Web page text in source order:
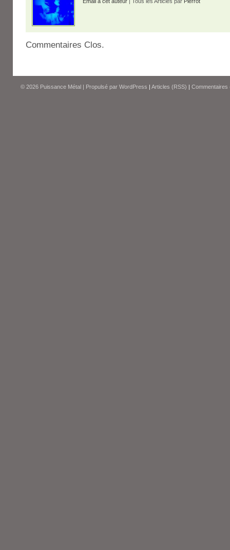
Commentaires Clos.
© 2026 Puissance Métal | Propulsé par WordPress | Articles (RSS) | Commentaires